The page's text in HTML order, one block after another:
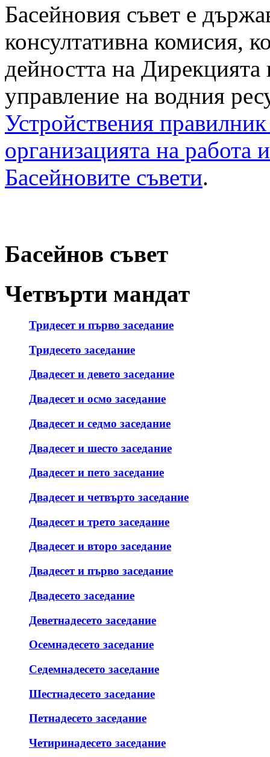
Басейновия съвет е
консултативна комисия,
дейността на
управление на водния
Устройствения
организацията на работа
Басейновите съвети.
Басейнов съвет
Четвърти мандат
Тридесет и първо заседание
Тридесето заседание
Двадесет и девето заседание
Двадесет и осмо заседание
Двадесет и седмо заседание
Двадесет и шесто заседание
Двадесет и пето заседание
Двадесет и четвърто заседание
Двадесет и трето заседание
Двадесет и второ заседание
Двадесет и първо заседание
Двадесето заседание
Деветнадесето заседание
Осемнадесето заседание
Седемнадесето заседание
Шестнадесето заседание
Петнадесето заседание
Четиринадесето заседание